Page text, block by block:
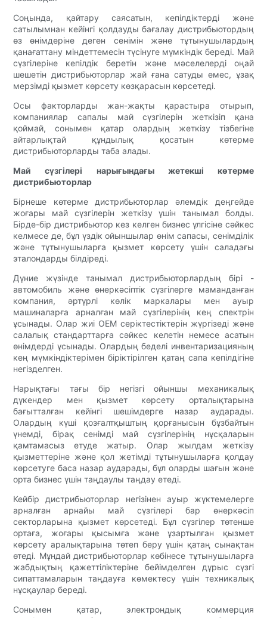
Соңында, қайтару саясатын, кепілдіктерді және
сатылымнан кейінгі қолдауды бағалау дистрибьютордың
өз өнімдеріне деген сенімін және тұтынушылардың
қанағаттану міндеттемесін түсінуге мүмкіндік береді. Май
сүзгілеріне кепілдік беретін және мәселелерді оңай
шешетін дистрибьюторлар жай ғана сатуды емес, ұзақ
мерзімді қызмет көрсету көзқарасын көрсетеді.
Осы факторларды жан-жақты қарастыра отырып,
компаниялар сапалы май сүзгілерін жеткізіп қана
қоймай, сонымен қатар олардың жеткізу тізбегіне
айтарлықтай құндылық қосатын көтерме
дистрибьюторларды таба алады.
Май сүзгілері нарығындағы жетекші көтерме
дистрибьюторлар
Бірнеше көтерме дистрибьюторлар әлемдік деңгейде
жоғары май сүзгілерін жеткізу үшін танымал болды.
Бірде-бір дистрибьютор кез келген бизнес үлгісіне сәйкес
келмесе де, бұл үздік ойыншылар өнім сапасы, сенімділік
және тұтынушыларға қызмет көрсету үшін саладағы
эталондарды білдіреді.
Дүние жүзінде танымал дистрибьюторлардың бірі -
автомобиль және өнеркәсіптік сүзгілерге маманданған
компания, әртүрлі көлік маркалары мен ауыр
машиналарға арналған май сүзгілерінің кең спектрін
ұсынады. Олар жиі OEM серіктестіктерін жүргізеді және
салалық стандарттарға сәйкес келетін немесе асатын
өнімдерді ұсынады. Олардың беделі инвентаризацияның
кең мүмкіндіктерімен біріктірілген қатаң сапа кепілдігіне
негізделген.
Нарықтағы тағы бір негізгі ойыншы механикалық
дүкендер мен қызмет көрсету орталықтарына
бағытталған кейінгі шешімдерге назар аударады.
Олардың күші қозғалтқыштың қорғанысын бұзбайтын
үнемді, бірақ сенімді май сүзгілерінің нұсқаларын
қамтамасыз етуде жатыр. Олар жылдам жеткізу
қызметтеріне және қол жетімді тұтынушыларға қолдау
көрсетуге баса назар аударады, бұл оларды шағын және
орта бизнес үшін таңдаулы таңдау етеді.
Кейбір дистрибьюторлар негізінен ауыр жүктемелерге
арналған арнайы май сүзгілері бар өнеркәсіп
секторларына қызмет көрсетеді. Бұл сүзгілер төтенше
ортаға, жоғары қысымға және ұзартылған қызмет
көрсету аралықтарына төтеп беру үшін қатаң сынақтан
өтеді. Мұндай дистрибьюторлар көбінесе тұтынушыларға
жабдықтың қажеттіліктеріне бейімделген дұрыс сүзгі
сипаттамаларын таңдауға көмектесу үшін техникалық
нұсқаулар береді.
Сонымен қатар, электрондық коммерция